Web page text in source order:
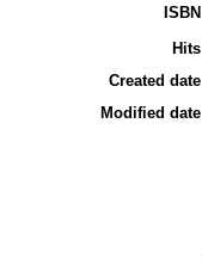
ISBN
Hits
Created date
Modified date